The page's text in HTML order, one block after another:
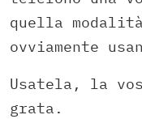
quella
ovviamente
Usatela, la
grata.